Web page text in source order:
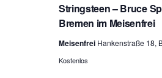
Stringsteen – Bruce
Bremen im Meisenfrei
Meisenfrei Hankenstraße 18,
Kostenlos